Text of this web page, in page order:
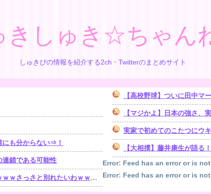
きしゅき☆ちゃん
しゅきぴの情報を紹介する2ch・Twitterのまとめサイト
にも分からない⇒！
連鎖である可能性
さっさと別れたいわｗｗｗ」
【高校野球】ついに田中マ
【マジかよ】日本の強さ、
実家で初めてのこたつにウ
【大相撲】藤井康生が語る
Error: Feed has an error or is
Error: Feed has an error or is